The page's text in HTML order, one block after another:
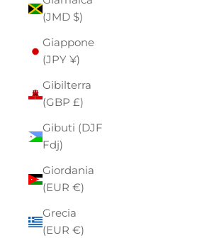
(JMD $)
Giappone
(JPY ¥)
Gibilterra
(GBP £)
Gibuti (DJF
Fdj)
Giordania
(EUR €)
Grecia
(EUR €)